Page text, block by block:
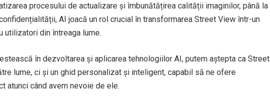
procesului de actualizare și îmbunătățirea calității imaginilor, până la
AI joacă un rol crucial în transformarea Street View într-un
utilizatori din întreaga lume.
în dezvoltarea și aplicarea tehnologiilor AI, putem aștepta ca Street
lume, ci și un ghid personalizat și inteligent, capabil să ne ofere
atunci când avem nevoie de ele.